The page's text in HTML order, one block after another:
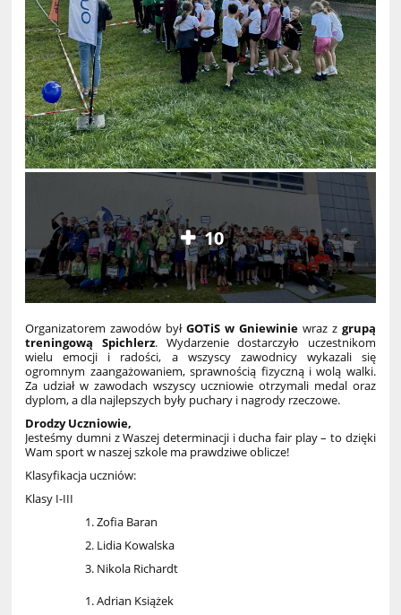
10
Organizatorem zawodów byłGOTiS w Gniewiniewraz z grupą
treningową Spichlerz. Wydarzenie dostarczyło uczestnikom
wielu emocji i radości, a wszyscy zawodnicy wykazali się
ogromnym zaangażowaniem, sprawnością fizyczną i wolą walki.
Za udział w zawodach wszyscy uczniowie otrzymali medal oraz
dyplom, a dla najlepszych były puchary i nagrody rzeczowe.
Drodzy Uczniowie,
Jesteśmy dumni z Waszej determinacji i ducha fair play – to dzięki
Wam sport w naszej szkole ma prawdziwe oblicze!
Klasyfikacja uczniów:
Klasy I-III
Zofia Baran
Lidia Kowalska
Nikola Richardt
Adrian Książek